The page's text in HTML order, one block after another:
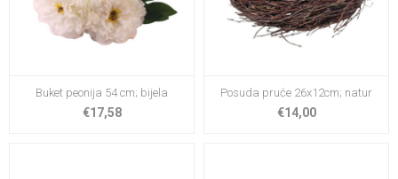
Buket peonija 54 cm; bijela
€17,58
Posuda pruće 26x12cm; natur
€14,00